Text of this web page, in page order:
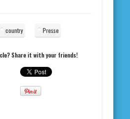
country Presse
Share it with your friends!